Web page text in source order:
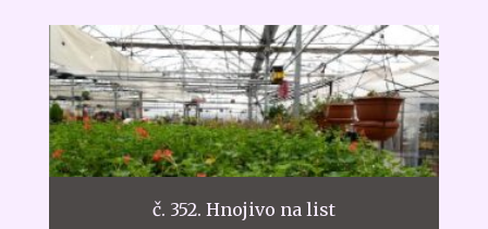
č. 352. Hnojivo na list